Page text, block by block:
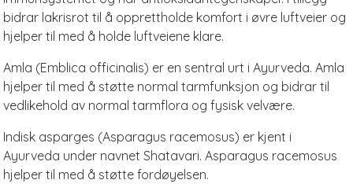
bidrar lakrisrot til å opprettholde komfort i øvre luftveier og
hjelper til med å holde luftveiene klare.
Amla (Emblica officinalis) er en sentral urt i Ayurveda. Amla
hjelper til med å støtte normal tarmfunksjon og bidrar til
vedlikehold av normal tarmflora og fysisk velvære.
Indisk asparges (Asparagus racemosus) er kjent i
Ayurveda under navnet Shatavari. Asparagus racemosus
hjelper til med å støtte fordøyelsen.